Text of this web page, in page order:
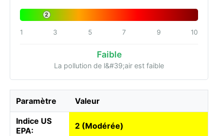
2
1 3 5 7 9 10
Faible
La pollution de l&#39;air est faible
Paramètre Valeur
Indice US
EPA:
2 (Modérée)